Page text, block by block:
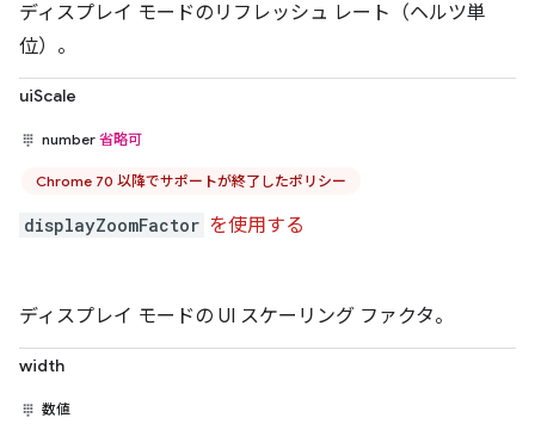
ディスプレイ モードのリフレッシュ レート（ヘルツ単
位）。
uiScale
number 省略可
Chrome 70 以降でサポートが終了したポリシー
displayZoomFactor を使用する
ディスプレイ モードの UI スケーリング ファクタ。
width
数値